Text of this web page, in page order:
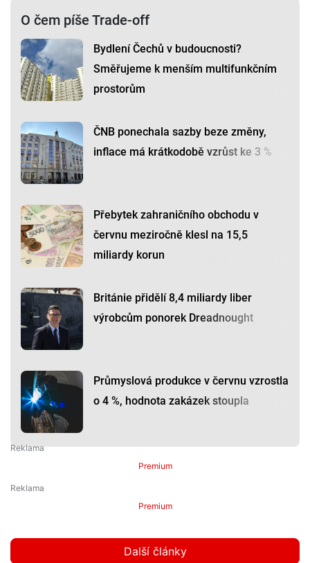
O čem píše Trade-off
Bydlení Čechů v budoucnosti?
Směřujeme k menším multifunkčním
prostorům
ČNB ponechala sazby beze změny,
inflace má krátkodobě vzrůst ke 3 %
Přebytek zahraničního obchodu v
červnu meziročně klesl na 15,5
miliardy korun
Británie přidělí 8,4 miliardy liber
výrobcům ponorek Dreadnought
Průmyslová produkce v červnu vzrostla
o 4 %, hodnota zakázek stoupla
Premium
Premium
Další články